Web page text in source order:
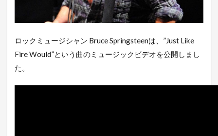
ロックミュージシャン Bruce Springsteenは、”Just Like
Fire Would”という曲のミュージックビデオを公開しまし
た。